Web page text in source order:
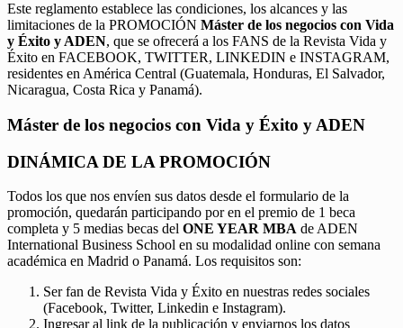
Este reglamento establece las condiciones, los alcances y las
limitaciones de la PROMOCIÓN Máster de los negocios con Vida
y Éxito y ADEN, que se ofrecerá a los FANS de la Revista Vida y
Éxito en FACEBOOK, TWITTER, LINKEDIN e INSTAGRAM,
residentes en América Central (Guatemala, Honduras, El Salvador,
Nicaragua, Costa Rica y Panamá).
Máster de los negocios con Vida y Éxito y ADEN
DINÁMICA DE LA PROMOCIÓN
Todos los que nos envíen sus datos desde el formulario de la
promoción, quedarán participando por en el premio de 1 beca
completa y 5 medias becas del ONE YEAR MBA de ADEN
International Business School en su modalidad online con semana
académica en Madrid o Panamá. Los requisitos son:
Ser fan de Revista Vida y Éxito en nuestras redes sociales
(Facebook, Twitter, Linkedin e Instagram).
Ingresar al link de la publicación y enviarnos los datos